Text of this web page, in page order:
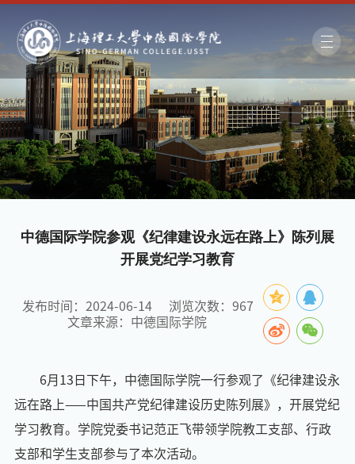
中德国际学院参观《纪律建设永远在路上》陈列展
开展党纪学习教育
发布时间：2024-06-14 浏览次数：967
文章来源：中德国际学院
6月13日下午，中德国际学院一行参观了《纪律建设永
远在路上——中国共产党纪律建设历史陈列展》，开展党纪
学习教育。学院党委书记范正飞带领学院教工支部、行政
支部和学生支部参与了本次活动。